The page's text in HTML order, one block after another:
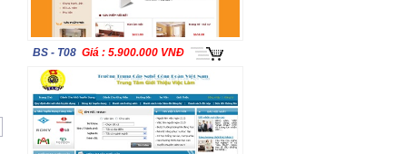
BS - T08 Giá : 5.900.000 VNĐ